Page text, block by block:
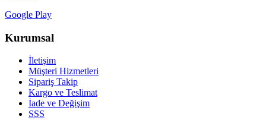
Google Play
Kurumsal
İletişim
Müşteri Hizmetleri
Sipariş Takip
Kargo ve Teslimat
İade ve Değişim
SSS